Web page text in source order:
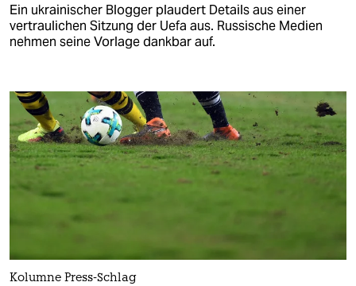
Ein ukrainischer Blogger plaudert Details aus einer
vertraulichen Sitzung der Uefa aus. Russische Medien
nehmen seine Vorlage dankbar auf.
Kolumne Press-Schlag